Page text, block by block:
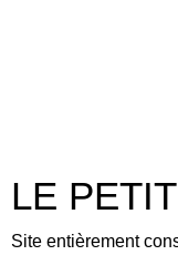
LE
Site entièrement